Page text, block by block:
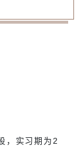
，实习期为2